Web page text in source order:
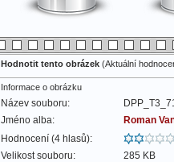
Hodnotit tento obrázek (Aktuální
Informace o obrázku
Název souboru:
Jméno alba:
Roman
Hodnocení (4 hlasů):
Velikost souboru:
285 KB